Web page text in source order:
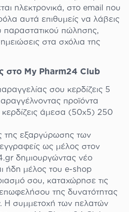
ηλεκτρονικά, στο email που
αυτά επιθυμείς να λάβεις
παραστατικού πώλησης,
στα σχόλια της
στο My Pharm24 Club
σου κερδίζεις 5
προϊόντα
κερδίζεις άμεσα (50x5) 250
της εξαργύρωσης των
ως μέλος στον
δημιουργώντας νέο
ήδη μέλος του e-shop
σου, καταχώρησε τις
της δυνατότητας
Η συμμετοχή των πελατών